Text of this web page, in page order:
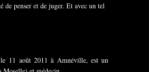
de penser et de juger. Et avec un tel
11 août 2011 à Amnéville, est un